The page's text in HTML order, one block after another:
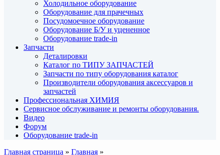
Холодильное оборудование
Оборудование для прачечных
Посудомоечное оборудование
Оборудование Б/У и уцененное
Оборудование trade-in
Запчасти
Деталировки
Каталог по ТИПУ ЗАПЧАСТЕЙ
Запчасти по типу оборудования каталог
Производители оборудования аксессуаров и
запчастей
Профессиональная ХИМИЯ
Сервисное обслуживание и ремонты оборудования.
Видео
Форум
Оборудование trade-in
Главная страница » Главная »